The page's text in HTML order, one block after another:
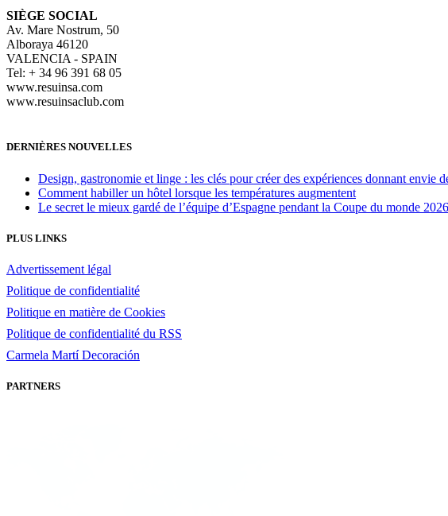
SIÈGE SOCIAL
Av. Mare Nostrum, 50
Alboraya 46120
VALENCIA - SPAIN
Tel: + 34 96 391 68 05
www.resuinsa.com
www.resuinsaclub.com
DERNIÈRES NOUVELLES
Design, gastronomie et linge : les clés pour créer des expériences donnant envie
Comment habiller un hôtel lorsque les températures augmentent
Le secret le mieux gardé de l’équipe d’Espagne pendant la Coupe du monde 2026
PLUS LINKS
Advertissement légal
Politique de confidentialité
Politique en matière de Cookies
Politique de confidentialité du RSS
Carmela Martí Decoración
PARTNERS